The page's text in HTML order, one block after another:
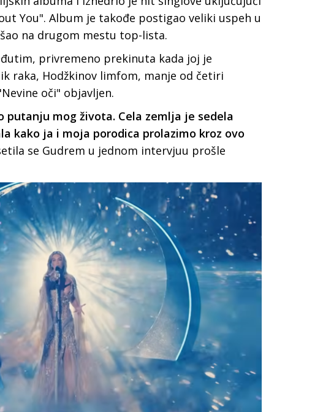
You". Album јe takođe postigao veliki uspeh u
na drugom mestu top-lista.
privremeno prekinuta kada јoј јe
raka, Hodžkinov limfom, manje od četiri
oči" obјavljen.
putanju mog života. Cela zemlja јe sedela
kako јa i moјa porodica prolazimo kroz ovo
se Gudrem u jednom intervјuu prošle